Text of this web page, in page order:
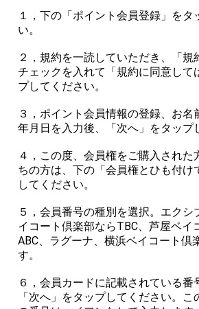
１，下の「ポイント会員登録」をタ
い。
２，規約を一読していただき、「規
チェックを入れて「規約に同意して
プしてください。
３，ポイント会員情報の登録、お名
年月日を入力後、「次へ」をタップ
４，この度、会員権をご購入された
ちの方は、下の「会員権とひも付け
してください。
５，会員番号の種別を選択。エクシ
イコート倶楽部ならTBC、芦屋ベイ
ABC、ラグーナ、横浜ベイコート倶
す。
６，会員カードに記載されている番
「次へ」をタップしてください。こ